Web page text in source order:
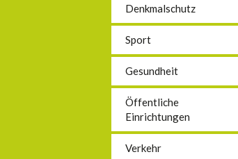
Denkmalschutz
Sport
Gesundheit
Öffentliche
Einrichtungen
Verkehr